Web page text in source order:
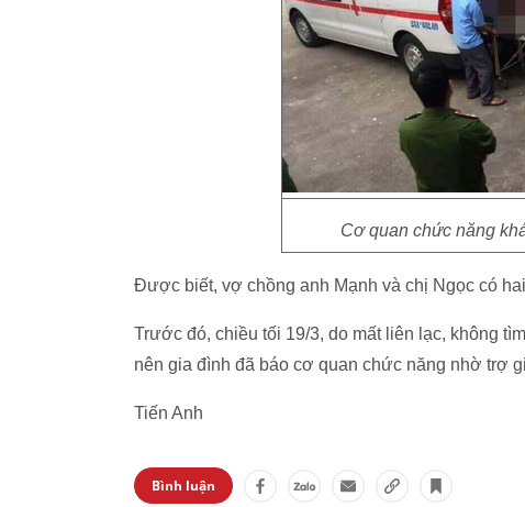
Cơ quan chức năng
Được biết, vợ chồng anh Mạnh và chị Ngọc có
Trước đó, chiều tối 19/3, do mất liên lạc, không
nên gia đình đã báo cơ quan chức năng nhờ trợ
Tiến Anh
Bình luận